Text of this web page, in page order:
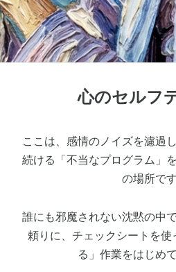
心のセルフ
ここは、感情のノイズを濾過
続ける「不当なプログラム」
の場所です
誰にも邪魔されない沈黙の中
頼りに、チェックシートを使
る」作業をはじめ